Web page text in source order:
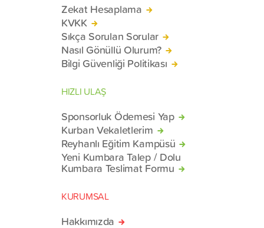
Zekat Hesaplama
KVKK
Sıkça Sorulan Sorular
Nasıl Gönüllü Olurum?
Bilgi Güvenliği Politikası
HIZLI ULAŞ
Sponsorluk Ödemesi Yap
Kurban Vekaletlerim
Reyhanlı Eğitim Kampüsü
Yeni Kumbara Talep / Dolu
Kumbara Teslimat Formu
KURUMSAL
Hakkımızda